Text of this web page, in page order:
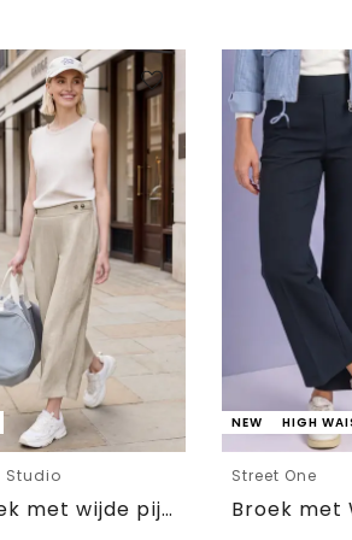
Studio
7/8 Broek met wijde pijpen in linnenlook Mid Waist
NEW HIGH
Street One